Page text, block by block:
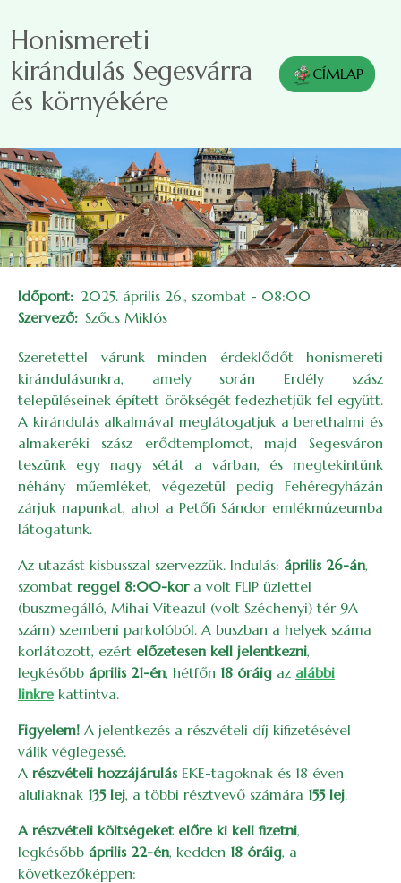
Honismereti
kirándulás Segesvárra
és környékére
CÍMLAP
Időpont
2025. április 26., szombat - 08:00
Szervező
Szőcs Miklós
Szeretettel várunk minden érdeklődőt honismereti
kirándulásunkra, amely során Erdély szász
településeinek épített örökségét fedezhetjük fel együtt.
A kirándulás alkalmával meglátogatjuk a berethalmi és
almakeréki szász erődtemplomot, majd Segesváron
teszünk egy nagy sétát a várban, és megtekintünk
néhány műemléket, végezetül pedig Fehéregyházán
zárjuk napunkat, ahol a Petőfi Sándor emlékmúzeumba
látogatunk.
Az utazást kisbusszal szervezzük. Indulás: április 26-án,
szombat reggel 8:00-kora volt FLIP üzlettel
(buszmegálló, Mihai Viteazul (volt Széchenyi) tér 9A
szám) szembeni parkolóból. A buszban a helyek száma
korlátozott, ezért előzetesen kell jelentkezni,
legkésőbb április 21-én, hétfőn 18 óráig az alábbi
linkre kattintva.
Figyelem! A jelentkezés a részvételi díj kifizetésével
válik véglegessé.
A részvételi hozzájárulás EKE-tagoknak és 18 éven
aluliaknak 135 lej, a többi résztvevő számára 155 lej.
A részvételi költségeket előre ki kell fizetni,
legkésőbb április 22-én, kedden 18 óráig, a
következőképpen: